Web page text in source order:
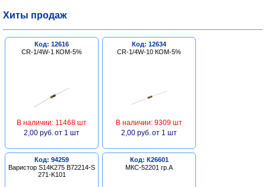
Хиты продаж
Код: 12616
CR-1/4W-1 КОМ-5%
В наличии: 11468 шт
2,00 руб. от 1 шт
Код: 12634
CR-1/4W-10 КОМ-5%
В наличии: 9309 шт
2,00 руб. от 1 шт
Код: 94259
Варистор S14K275 B72214-S
271-K101
Код: К26601
МКС-52201 гр.А